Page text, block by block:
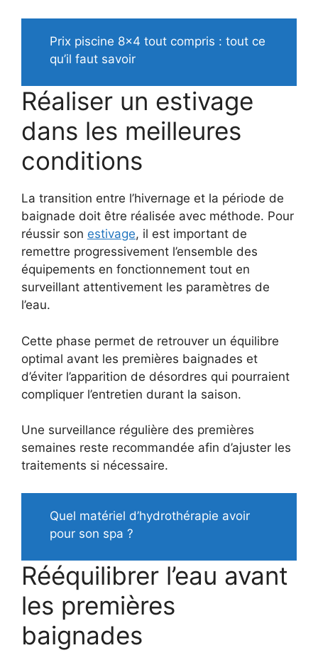
Prix piscine 8×4 tout compris : tout ce
qu’il faut savoir
Réaliser un estivage
dans les meilleures
conditions
La transition entre l’hivernage et la période de
baignade doit être réalisée avec méthode. Pour
réussir son estivage, il est important de
remettre progressivement l’ensemble des
équipements en fonctionnement tout en
surveillant attentivement les paramètres de
l’eau.
Cette phase permet de retrouver un équilibre
optimal avant les premières baignades et
d’éviter l’apparition de désordres qui pourraient
compliquer l’entretien durant la saison.
Une surveillance régulière des premières
semaines reste recommandée afin d’ajuster les
traitements si nécessaire.
Quel matériel d’hydrothérapie avoir
pour son spa ?
Rééquilibrer l’eau avant
les premières
baignades